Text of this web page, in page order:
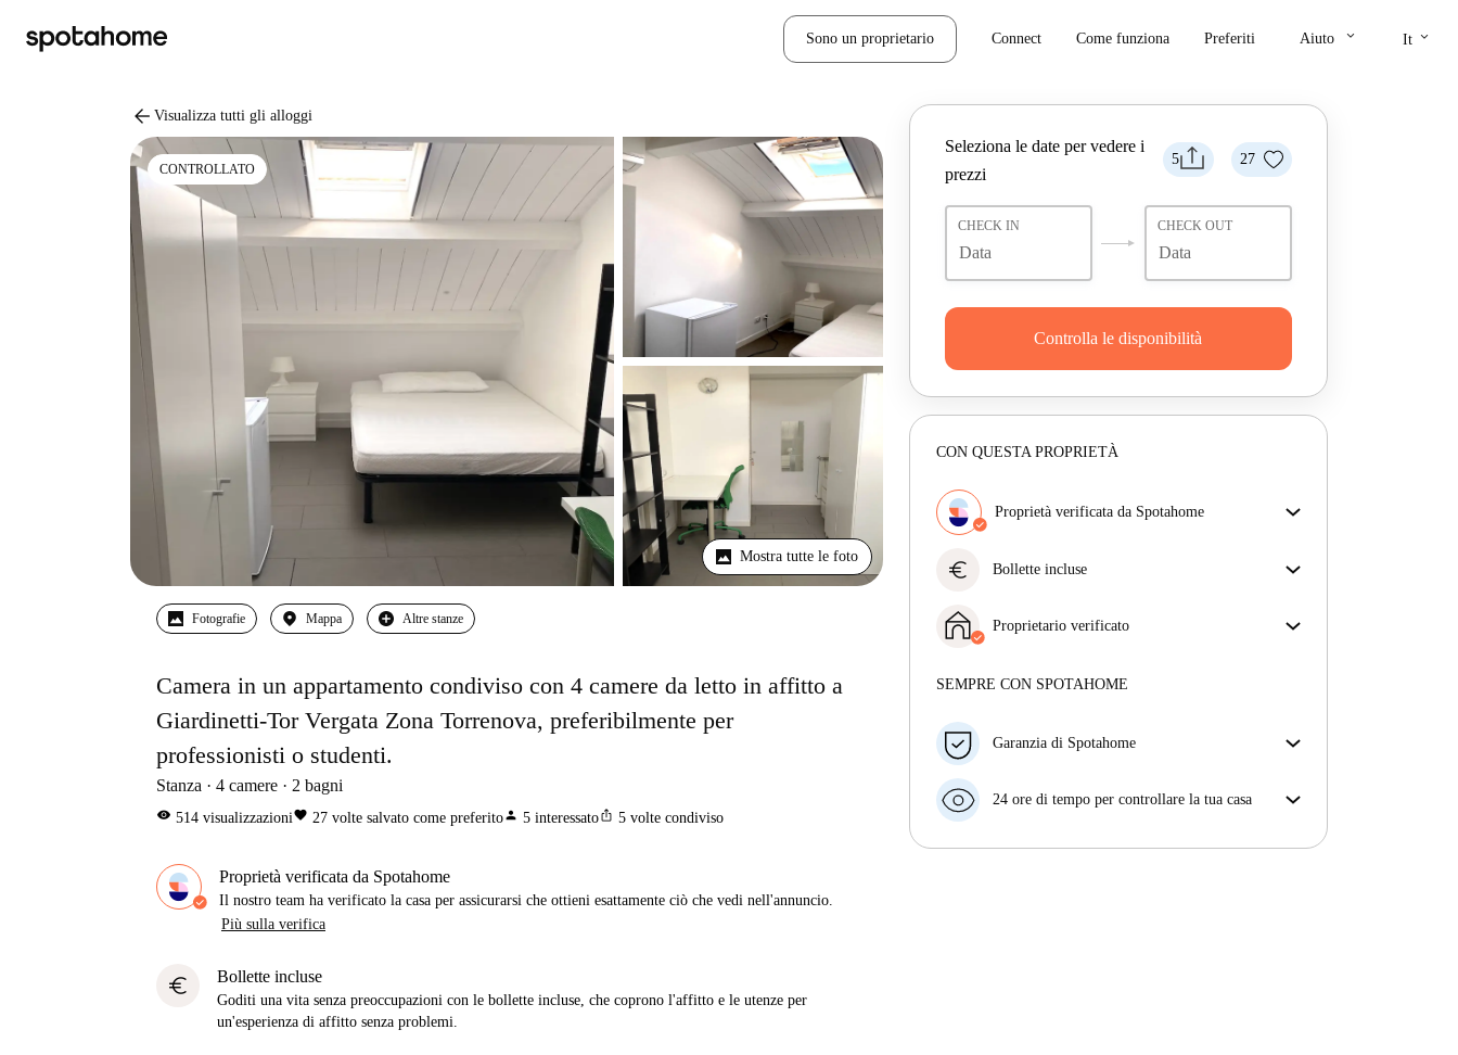
Sono un proprietario Connect Come funziona Preferiti Aiuto keyboard_arrow_down It keyboard_arrow_down
arrow_back Visualizza tutti gli alloggi
CONTROLLATO
Mostra tutte le foto
Fotografie Mappa Altre stanze
Camera in un appartamento condiviso con 4 camere da letto in affitto a
Giardinetti-Tor Vergata Zona Torrenova, preferibilmente per
professionisti o studenti.
Stanza 4 camere 2 bagni
visibility 514 visualizzazionifavorite 27 volte salvato come preferitoperson 5 interessatoios_share 5 volte condiviso
Proprietà verificata da Spotahome
Il nostro team ha verificato la casa per assicurarsi che ottieni esattamente ciò che vedi nell'annuncio.
Più sulla verifica
euro Bollette incluse
Goditi una vita senza preoccupazioni con le bollette incluse, che coprono l'affitto e le utenze per
un'esperienza di affitto senza problemi.
5 27
Seleziona le date per vedere i
prezzi
CHECK IN CHECK OUT
Controlla le disponibilità
CON QUESTA PROPRIETÀ
Proprietà verificata da Spotahome
ottieni esattamente ciò che vedi nell'annuncio.
euro Bollette incluse
incluse, che coprono l'affitto e le utenze per
un'esperienza di affitto senza problemi.
Proprietario verificato
Maggiori informazioni su questo locatore
SEMPRE CON SPOTAHOME
Garanzia di Spotahome
con breve preavviso, noi A) ti pagheremo un hotel e
B) ti rimborseremo totalmente
24 ore di tempo per controllare la tua casa